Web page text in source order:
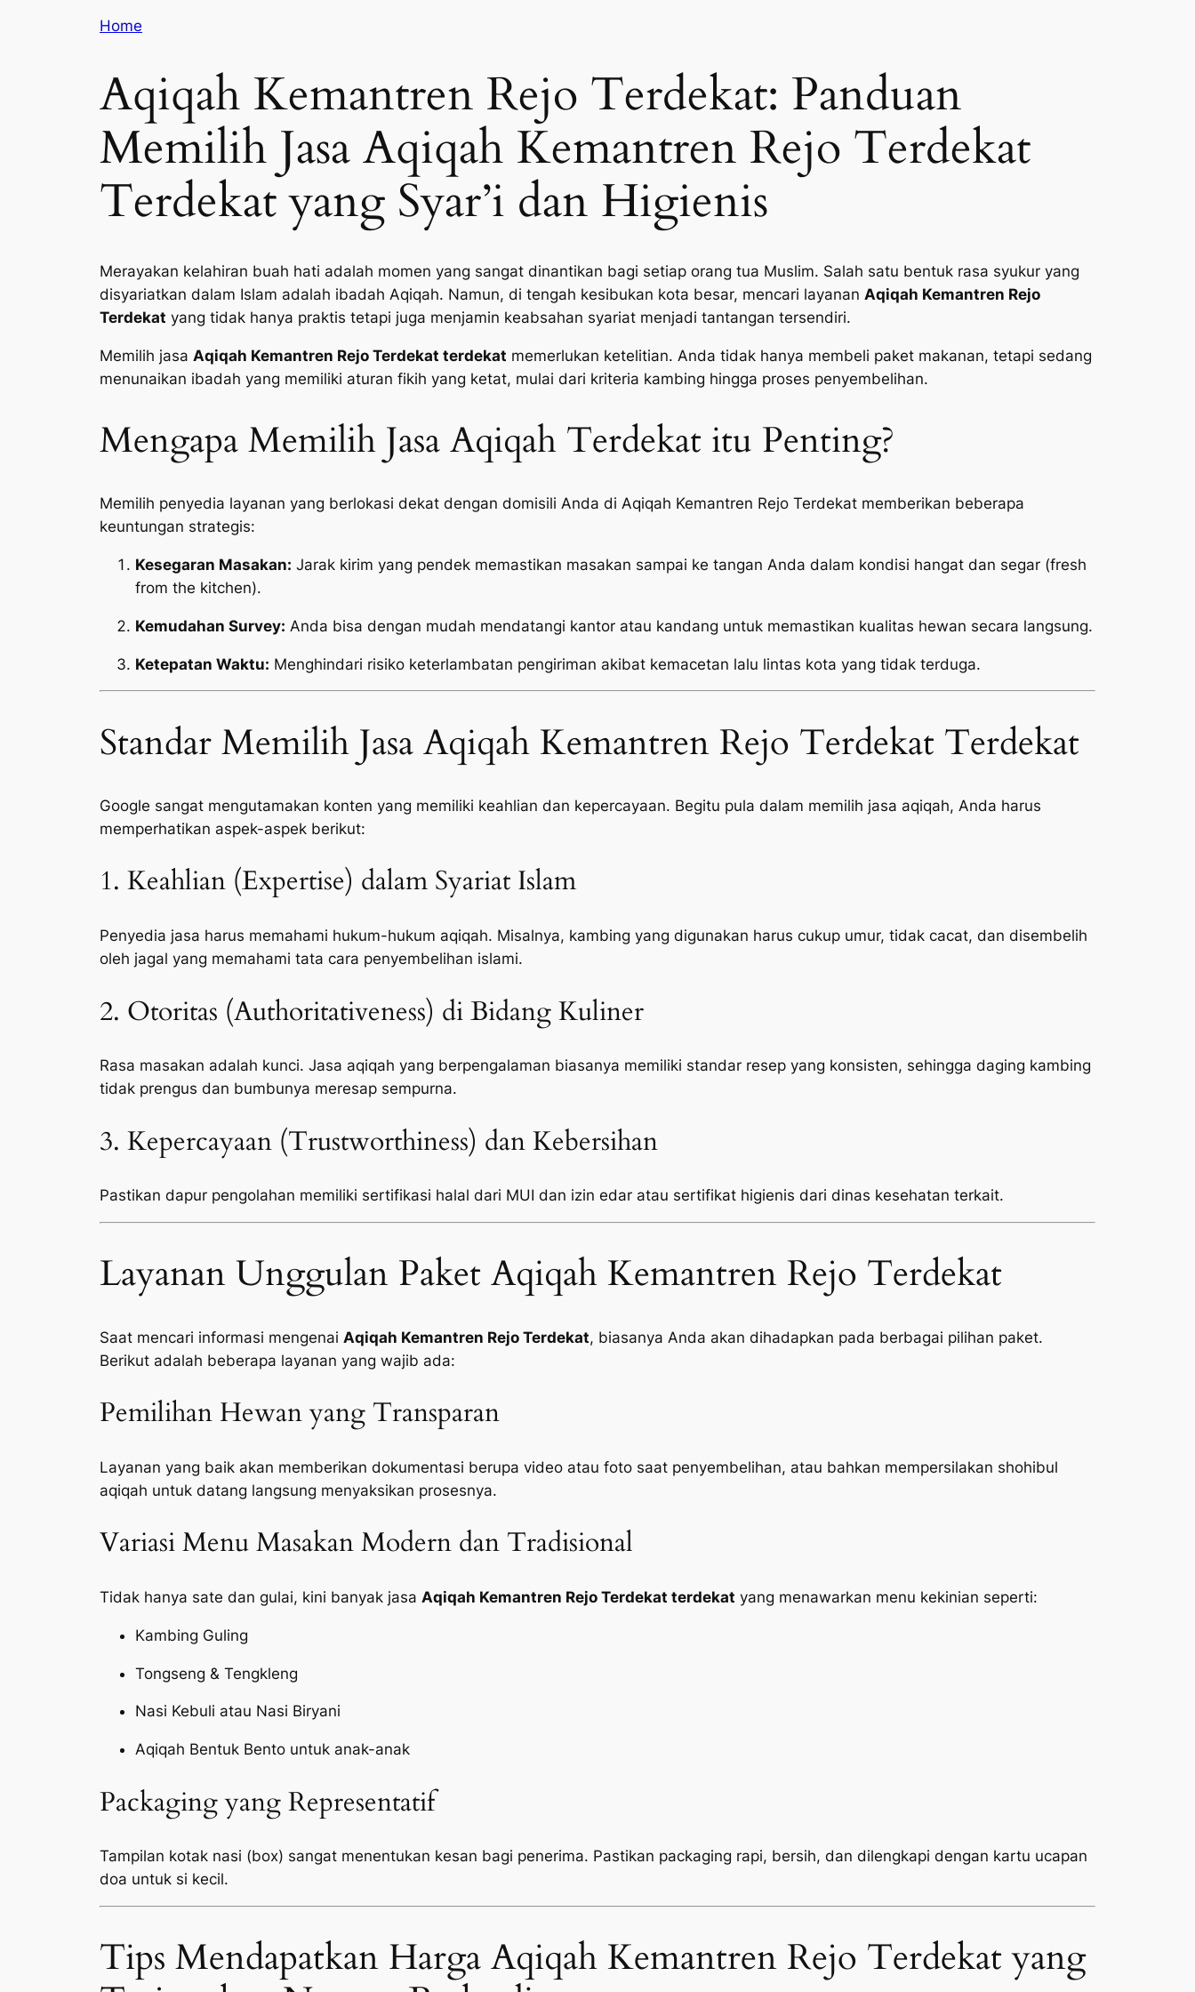
Home
Aqiqah Kemantren Rejo Terdekat: Panduan
Memilih Jasa Aqiqah Kemantren Rejo Terdekat
Terdekat yang Syar’i dan Higienis
Merayakan kelahiran buah hati adalah momen yang sangat dinantikan bagi setiap orang tua Muslim. Salah satu bentuk rasa syukur yang
disyariatkan dalam Islam adalah ibadah Aqiqah. Namun, di tengah kesibukan kota besar, mencari layanan Aqiqah Kemantren Rejo
Terdekat yang tidak hanya praktis tetapi juga menjamin keabsahan syariat menjadi tantangan tersendiri.
Memilih jasa Aqiqah Kemantren Rejo Terdekat terdekat memerlukan ketelitian. Anda tidak hanya membeli paket makanan, tetapi sedang
menunaikan ibadah yang memiliki aturan fikih yang ketat, mulai dari kriteria kambing hingga proses penyembelihan.
Mengapa Memilih Jasa Aqiqah Terdekat itu Penting?
Memilih penyedia layanan yang berlokasi dekat dengan domisili Anda di Aqiqah Kemantren Rejo Terdekat memberikan beberapa
keuntungan strategis:
Kesegaran Masakan: Jarak kirim yang pendek memastikan masakan sampai ke tangan Anda dalam kondisi hangat dan segar (fresh
from the kitchen).
Kemudahan Survey: Anda bisa dengan mudah mendatangi kantor atau kandang untuk memastikan kualitas hewan secara langsung.
Ketepatan Waktu: Menghindari risiko keterlambatan pengiriman akibat kemacetan lalu lintas kota yang tidak terduga.
Standar Memilih Jasa Aqiqah Kemantren Rejo Terdekat Terdekat
Google sangat mengutamakan konten yang memiliki keahlian dan kepercayaan. Begitu pula dalam memilih jasa aqiqah, Anda harus
memperhatikan aspek-aspek berikut:
1. Keahlian (Expertise) dalam Syariat Islam
Penyedia jasa harus memahami hukum-hukum aqiqah. Misalnya, kambing yang digunakan harus cukup umur, tidak cacat, dan disembelih
oleh jagal yang memahami tata cara penyembelihan islami.
2. Otoritas (Authoritativeness) di Bidang Kuliner
Rasa masakan adalah kunci. Jasa aqiqah yang berpengalaman biasanya memiliki standar resep yang konsisten, sehingga daging kambing
tidak prengus dan bumbunya meresap sempurna.
3. Kepercayaan (Trustworthiness) dan Kebersihan
Pastikan dapur pengolahan memiliki sertifikasi halal dari MUI dan izin edar atau sertifikat higienis dari dinas kesehatan terkait.
Layanan Unggulan Paket Aqiqah Kemantren Rejo Terdekat
Saat mencari informasi mengenai Aqiqah Kemantren Rejo Terdekat, biasanya Anda akan dihadapkan pada berbagai pilihan paket.
Berikut adalah beberapa layanan yang wajib ada:
Pemilihan Hewan yang Transparan
Layanan yang baik akan memberikan dokumentasi berupa video atau foto saat penyembelihan, atau bahkan mempersilakan shohibul
aqiqah untuk datang langsung menyaksikan prosesnya.
Variasi Menu Masakan Modern dan Tradisional
Tidak hanya sate dan gulai, kini banyak jasa Aqiqah Kemantren Rejo Terdekat terdekat yang menawarkan menu kekinian seperti:
Kambing Guling
Tongseng & Tengkleng
Nasi Kebuli atau Nasi Biryani
Aqiqah Bentuk Bento untuk anak-anak
Packaging yang Representatif
Tampilan kotak nasi (box) sangat menentukan kesan bagi penerima. Pastikan packaging rapi, bersih, dan dilengkapi dengan kartu ucapan
doa untuk si kecil.
Tips Mendapatkan Harga Aqiqah Kemantren Rejo Terdekat yang